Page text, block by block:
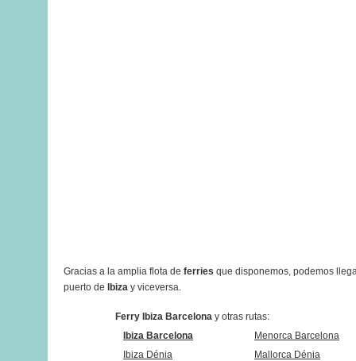
Gracias a la amplia flota de ferries que disponemos, podemos
puerto de
Ibiza y viceversa.
Ferry Ibiza Barcelona y otras rutas:
Ibiza Barcelona
Menorca Barcelona
Ibiza Dénia
Mallorca Dénia